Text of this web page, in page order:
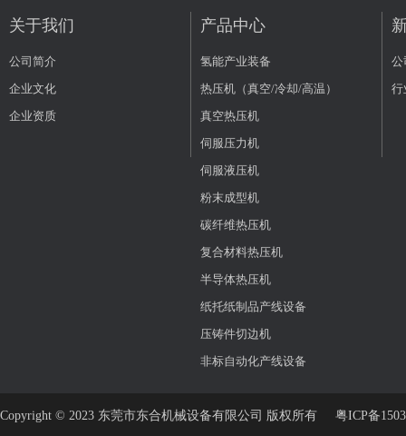
关于我们
公司简介
企业文化
企业资质
产品中心
氢能产业装备
热压机（真空/冷却/高温）
真空热压机
伺服压力机
伺服液压机
粉末成型机
碳纤维热压机
复合材料热压机
半导体热压机
纸托纸制品产线设备
压铸件切边机
非标自动化产线设备
公
行
Copyright © 2023 东莞市东合机械设备有限公司 版权所有 粤ICP备